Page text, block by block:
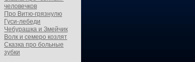
человечков
Про Витю-грязнулю
Гуси-лебеди
Чебурашка и Змейчик
Волк и семеро козлят
Сказка про больные
зубки